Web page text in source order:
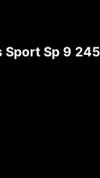
Sport Sp 9